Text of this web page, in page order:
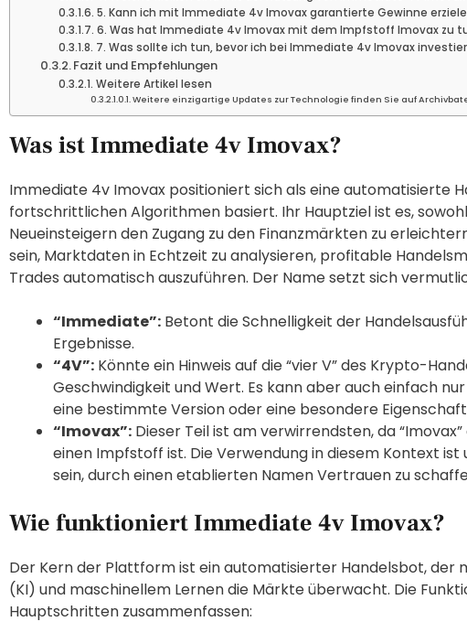
5. Kann ich mit Immediate 4v Imovax garantierte Gewinne
6. Was hat Immediate 4v Imovax mit dem Impfstoff Imovax zu
7. Was sollte ich tun, bevor ich bei Immediate 4v Imovax
Fazit und Empfehlungen
Weitere Artikel lesen
Weitere einzigartige Updates zur Technologie finden Sie auf
Was ist Immediate 4v Imovax?
Immediate 4v Imovax positioniert sich als eine automatisierte
fortschrittlichen Algorithmen basiert. Ihr Hauptziel ist es,
Neueinsteigern den Zugang zu den Finanzmärkten zu
sein, Marktdaten in Echtzeit zu analysieren, profitable
Trades automatisch auszuführen. Der Name setzt sich
“Immediate”: Betont die Schnelligkeit der
Ergebnisse.
“4V”: Könnte ein Hinweis auf die “vier V” des Krypto-
Geschwindigkeit und Wert. Es kann aber auch einfach
eine bestimmte Version oder eine besondere
“Imovax”: Dieser Teil ist am verwirrendsten, da
einen Impfstoff ist. Die Verwendung in diesem Kontext
sein, durch einen etablierten Namen Vertrauen zu
Wie funktioniert Immediate 4v Imovax?
Der Kern der Plattform ist ein automatisierter Handelsbot, der
(KI) und maschinellem Lernen die Märkte überwacht. Die
Hauptschritten zusammenfassen: